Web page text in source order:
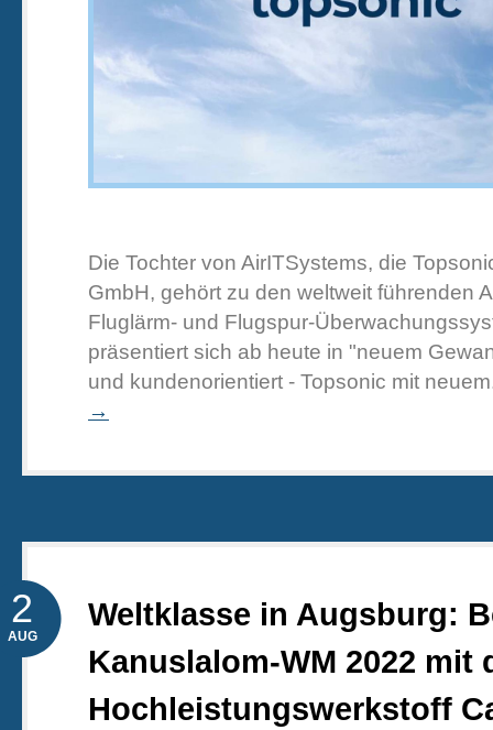
Die Tochter von AirITSystems, die
GmbH, gehört zu den weltweit führenden
Fluglärm- und Flugspur-
präsentiert sich ab heute in "neuem
und kundenorientiert - Topsonic mit
→
Weltklasse in Augsburg:
Kanuslalom-WM 2022 mit
Hochleistungswerkstoff
2
AUG